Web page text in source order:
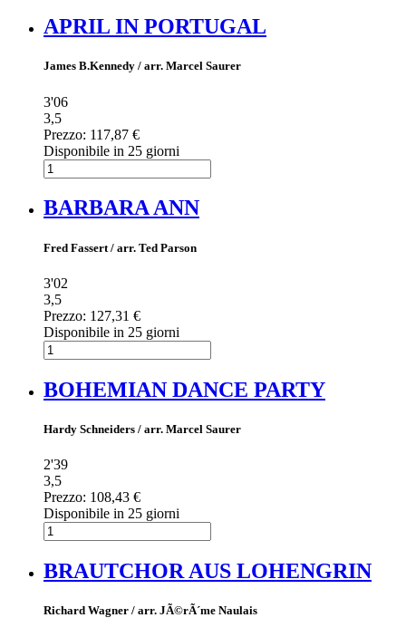
APRIL IN PORTUGAL
James B.Kennedy / arr. Marcel Saurer
3'06
3,5
Prezzo: 117,87 €
Disponibile in 25 giorni
BARBARA ANN
Fred Fassert / arr. Ted Parson
3'02
3,5
Prezzo: 127,31 €
Disponibile in 25 giorni
BOHEMIAN DANCE PARTY
Hardy Schneiders / arr. Marcel Saurer
2'39
3,5
Prezzo: 108,43 €
Disponibile in 25 giorni
BRAUTCHOR AUS LOHENGRIN
Richard Wagner / arr. JÃ©rÃ´me Naulais